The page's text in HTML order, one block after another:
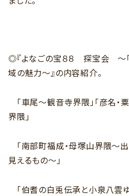
◎『よなごの宝８８ 探宝会 ～
域の魅力～』の内容紹介。
「車尾～観音寺界隈」「彦名
界隈」
「南部町福成・母塚山界隈～
見えるもの～」
「伯耆の白兎伝承と小泉八雲